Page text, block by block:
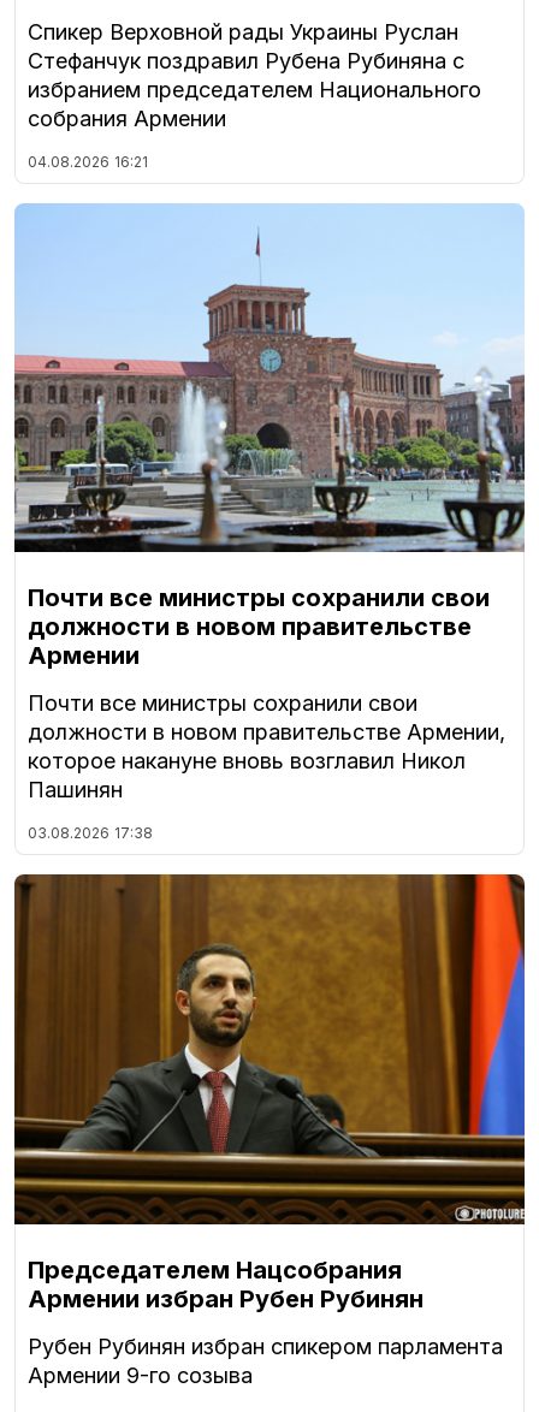
Спикер Верховной рады Украины Руслан
Стефанчук поздравил Рубена Рубиняна с
избранием председателем Национального
собрания Армении
04.08.2026 16:21
Почти все министры сохранили свои
должности в новом правительстве
Армении
Почти все министры сохранили свои
должности в новом правительстве Армении,
которое накануне вновь возглавил Никол
Пашинян
03.08.2026 17:38
Председателем Нацсобрания
Армении избран Рубен Рубинян
Рубен Рубинян избран спикером парламента
Армении 9-го созыва